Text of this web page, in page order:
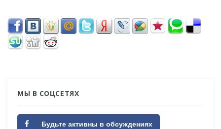
МЫ В СОЦСЕТЯХ
Будьте активны в обсуждениях